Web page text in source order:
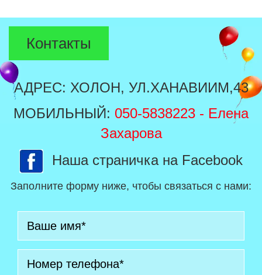
Контакты
АДРЕС: ХОЛОН, УЛ.ХАНАВИИМ,43
МОБИЛЬНЫЙ: 050-5838223 - Елена
Захарова
Наша страничка на Facebook
Заполните форму ниже, чтобы связаться с нами: